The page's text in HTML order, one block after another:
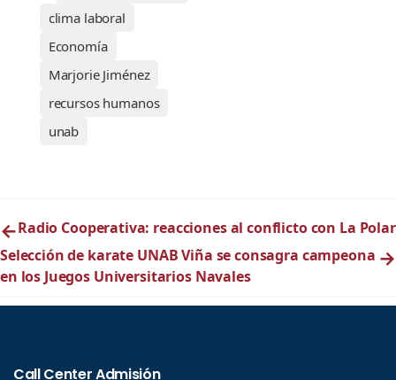
clima laboral
Economía
Marjorie Jiménez
recursos humanos
unab
←Radio Cooperativa: reacciones al conflicto con La Polar
Selección de karate UNAB Viña se consagra campeona
en los Juegos Universitarios Navales
→